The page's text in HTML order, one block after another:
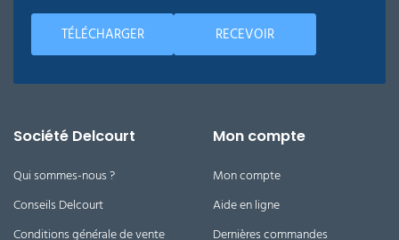
TÉLÉCHARGER RECEVOIR
Société Delcourt
Qui sommes-nous ?
Conseils Delcourt
Conditions générale de vente
Mon compte
Mon compte
Aide en ligne
Dernières commandes